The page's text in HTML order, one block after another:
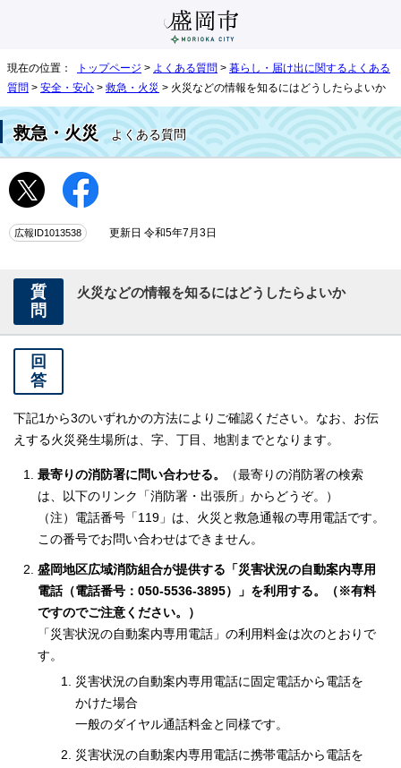
現在の位置： トップページ > よくある質問 > 暮らし・届け出に関するよくある
質問 > 安全・安心 > 救急・火災 > 火災などの情報を知るにはどうしたらよいか
救急・火災 よくある質問
広報ID1013538 更新日 令和5年7月3日
質
問
火災などの情報を知るにはどうしたらよいか
回
答
下記1から3のいずれかの方法によりご確認ください。なお、お伝
えする火災発生場所は、字、丁目、地割までとなります。
最寄りの消防署に問い合わせる。
（最寄りの消防署の検索
は、以下のリンク「消防署・出張所」からどうぞ。）
（注）電話番号「119」は、火災と救急通報の専用電話です。
この番号でお問い合わせはできません。
盛岡地区広域消防組合が提供する「災害状況の自動案内専用
電話（電話番号：050-5536-3895）」を利用する。（※有料
ですのでご注意ください。）
「災害状況の自動案内専用電話」の利用料金は次のとおりで
す。
災害状況の自動案内専用電話に固定電話から電話を
かけた場合
一般のダイヤル通話料金と同様です。
災害状況の自動案内専用電話に携帯電話から電話を